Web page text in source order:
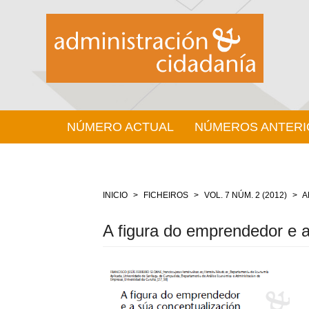
principal
NÚMERO ACTUAL NÚMEROS
INICIO FICHEIROS VOL. 7 NÚM. 2 (2012)
A figura do emprendedor e
Barra
lateral